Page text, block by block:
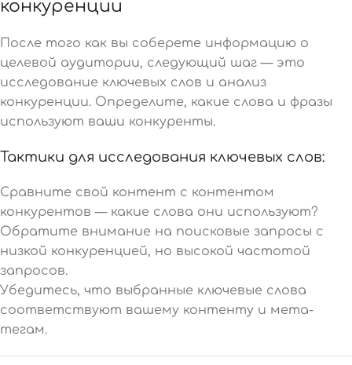
конкуренции
После того как вы соберете информацию о
целевой аудитории, следующий шаг — это
исследование ключевых слов и анализ
конкуренции. Определите, какие слова и фразы
используют ваши конкуренты.
Тактики для исследования ключевых слов:
Сравните свой контент с контентом
конкурентов — какие слова они используют?
Обратите внимание на поисковые запросы с
низкой конкуренцией, но высокой частотой
запросов.
Убедитесь, что выбранные ключевые слова
соответствуют вашему контенту и мета-
тегам.